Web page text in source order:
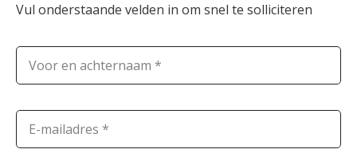
Vul onderstaande velden in om snel te solliciteren
Voor en achternaam *
E-mailadres *